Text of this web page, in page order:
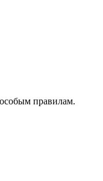
правилам.